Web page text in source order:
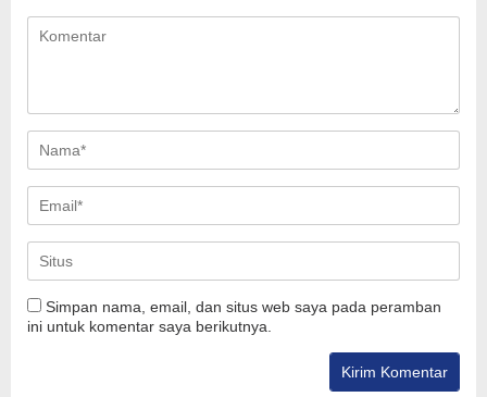
Simpan nama, email, dan situs web saya pada peramban
ini untuk komentar saya berikutnya.